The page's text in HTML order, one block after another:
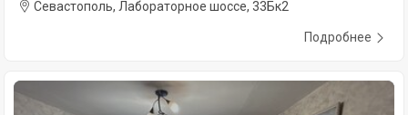
Севастополь, Лабораторное шоссе, 33Бк2
Подробнее